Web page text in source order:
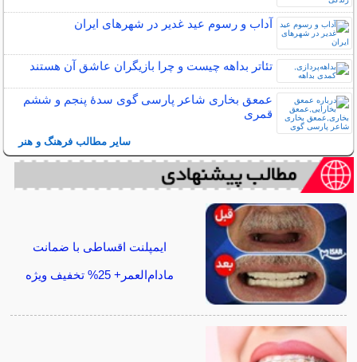
آداب و رسوم عید غدیر در شهرهای ایران
تئاتر بداهه چیست و چرا بازیگران عاشق آن هستند
عمعق بخاری شاعر پارسی گوی سدهٔ پنجم و ششم
قمری
سایر مطالب فرهنگ و هنر
ایمپلنت اقساطی با ضمانت
مادام‌العمر+ 25% تخفیف ویژه